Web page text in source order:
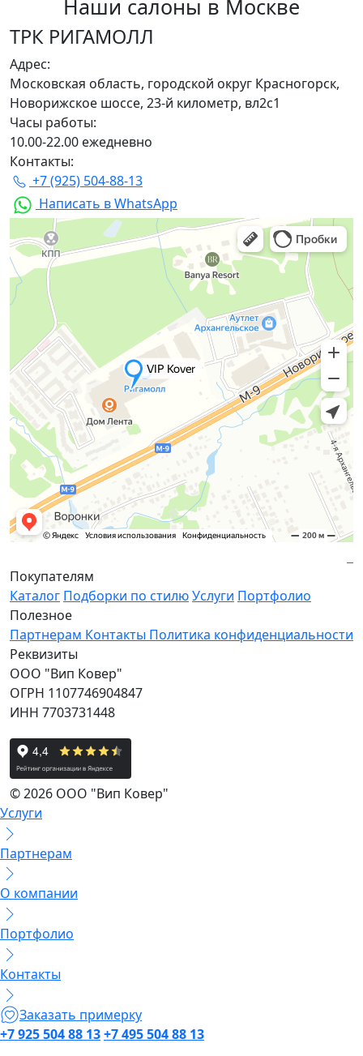
Наши салоны в Москве
ТРК РИГАМОЛЛ
Адрес:
Московская область, городской округ Красногорск,
Новорижское шоссе, 23-й километр, вл2с1
Часы работы:
10.00-22.00 ежедневно
Контакты:
+7 (925) 504-88-13
Написать в WhatsApp
Покупателям
Каталог Подборки по стилюУслуги Портфолио
Полезное
Партнерам Контакты Политика конфиденциальности
Реквизиты
ООО "Вип Ковер"
ОГРН 1107746904847
ИНН 7703731448
© 2026 ООО "Вип Ковер"
Услуги
Партнерам
О компании
Портфолио
Контакты
Заказать примерку
+7 925 504 88 13+7 495 504 88 13